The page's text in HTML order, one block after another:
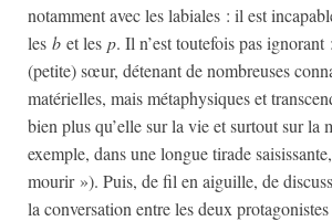
notamment avec les labiales : il est
les b et les p. Il n’est toutefois pas ignorant
(petite) sœur, détenant de nombreuses
matérielles, mais métaphysiques et
bien plus qu’elle sur la vie et surtout sur la
exemple, dans une longue tirade
mourir »). Puis, de fil en aiguille, de
la conversation entre les deux